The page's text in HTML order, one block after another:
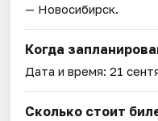
— Новосибирск.
Когда
Дата и время:21
Сколько стоит